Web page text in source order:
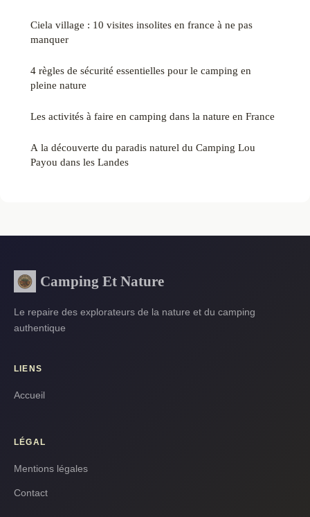
Ciela village : 10 visites insolites en france à ne pas
manquer
4 règles de sécurité essentielles pour le camping en
pleine nature
Les activités à faire en camping dans la nature en France
A la découverte du paradis naturel du Camping Lou
Payou dans les Landes
Camping Et Nature
Le repaire des explorateurs de la nature et du camping
authentique
LIENS
Accueil
LÉGAL
Mentions légales
Contact